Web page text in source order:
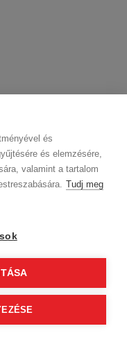
és
és elemzésére,
valamint a tartalom
Tudj meg